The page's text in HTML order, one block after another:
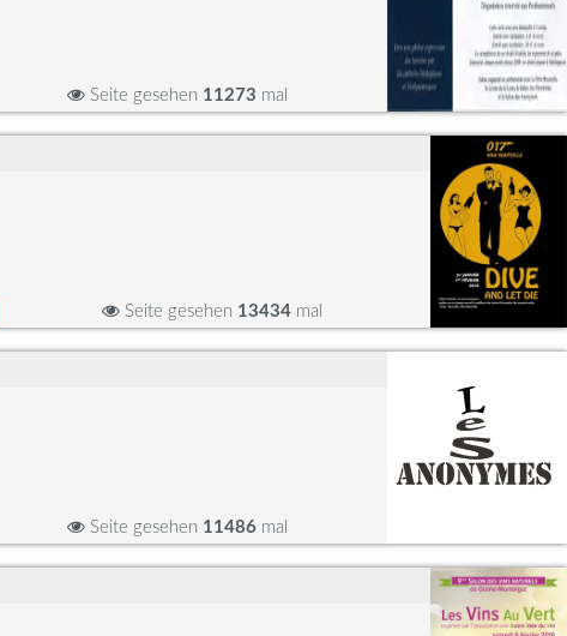
Seite gesehen 11273 mal
Seite gesehen 13434mal
Seite gesehen 11486mal